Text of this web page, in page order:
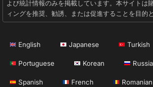
よび統計情報のみを掲載しています。本サイトは
ィングを推奨、勧誘、または促進することを目的
English Japanese Turkish
Portuguese Korean
Spanish French Romanian